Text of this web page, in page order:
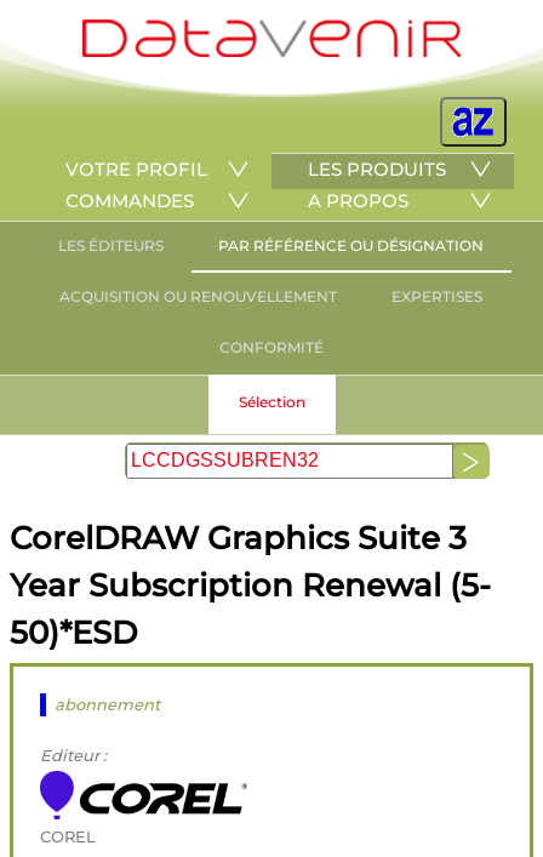
VOTRE PROFIL
LES PRODUITS
COMMANDES
A PROPOS
LES ÉDITEURS PAR RÉFÉRENCE OU DÉSIGNATION
ACQUISITION OU RENOUVELLEMENT EXPERTISES
CONFORMITÉ
Sélection
CorelDRAW Graphics Suite 3
Year Subscription Renewal (5-
50)*ESD
abonnement
Editeur :
COREL